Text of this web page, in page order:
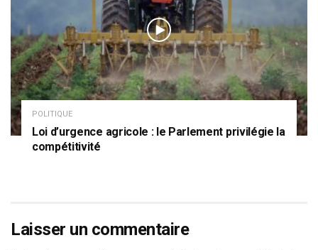
POLITIQUE
Loi d’urgence agricole : le Parlement privilégie la
compétitivité
Laisser un commentaire